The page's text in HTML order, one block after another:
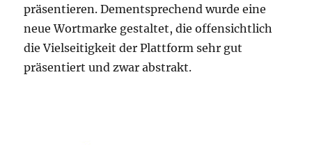
präsentieren. Dementsprechend wurde eine
neue Wortmarke gestaltet, die offensichtlich
die Vielseitigkeit der Plattform sehr gut
präsentiert und zwar abstrakt.